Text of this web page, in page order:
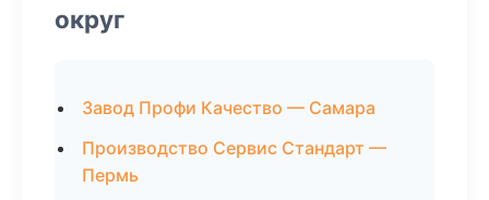
округ
Завод Профи Качество — Самара
Производство Сервис Стандарт —
Пермь